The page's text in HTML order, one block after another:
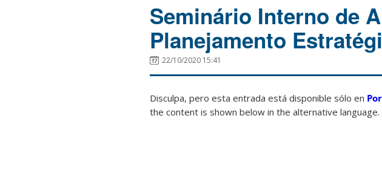
Seminário Interno de
Planejamento
22/10/2020 15:41
Disculpa, pero esta entrada está disponible sólo en
the content is shown below in the alternative